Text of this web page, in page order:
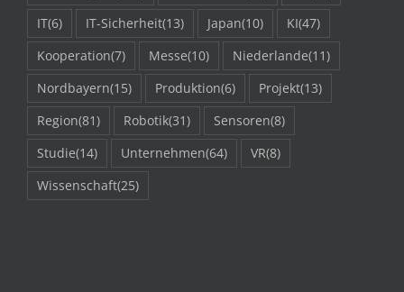
IT(6) IT-Sicherheit(13) Japan(10) KI(47)
Kooperation(7) Messe(10) Niederlande(11)
Nordbayern(15) Produktion(6) Projekt(13)
Region(81) Robotik(31) Sensoren(8)
Studie(14) Unternehmen(64) VR(8)
Wissenschaft(25)